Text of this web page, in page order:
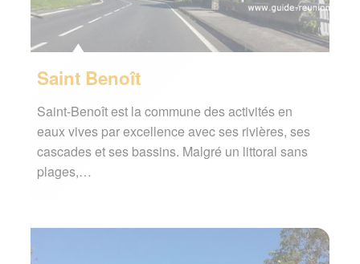
Saint Benoît
Saint-Benoît est la commune des activités en
eaux vives par excellence avec ses rivières, ses
cascades et ses bassins. Malgré un littoral sans
plages,…